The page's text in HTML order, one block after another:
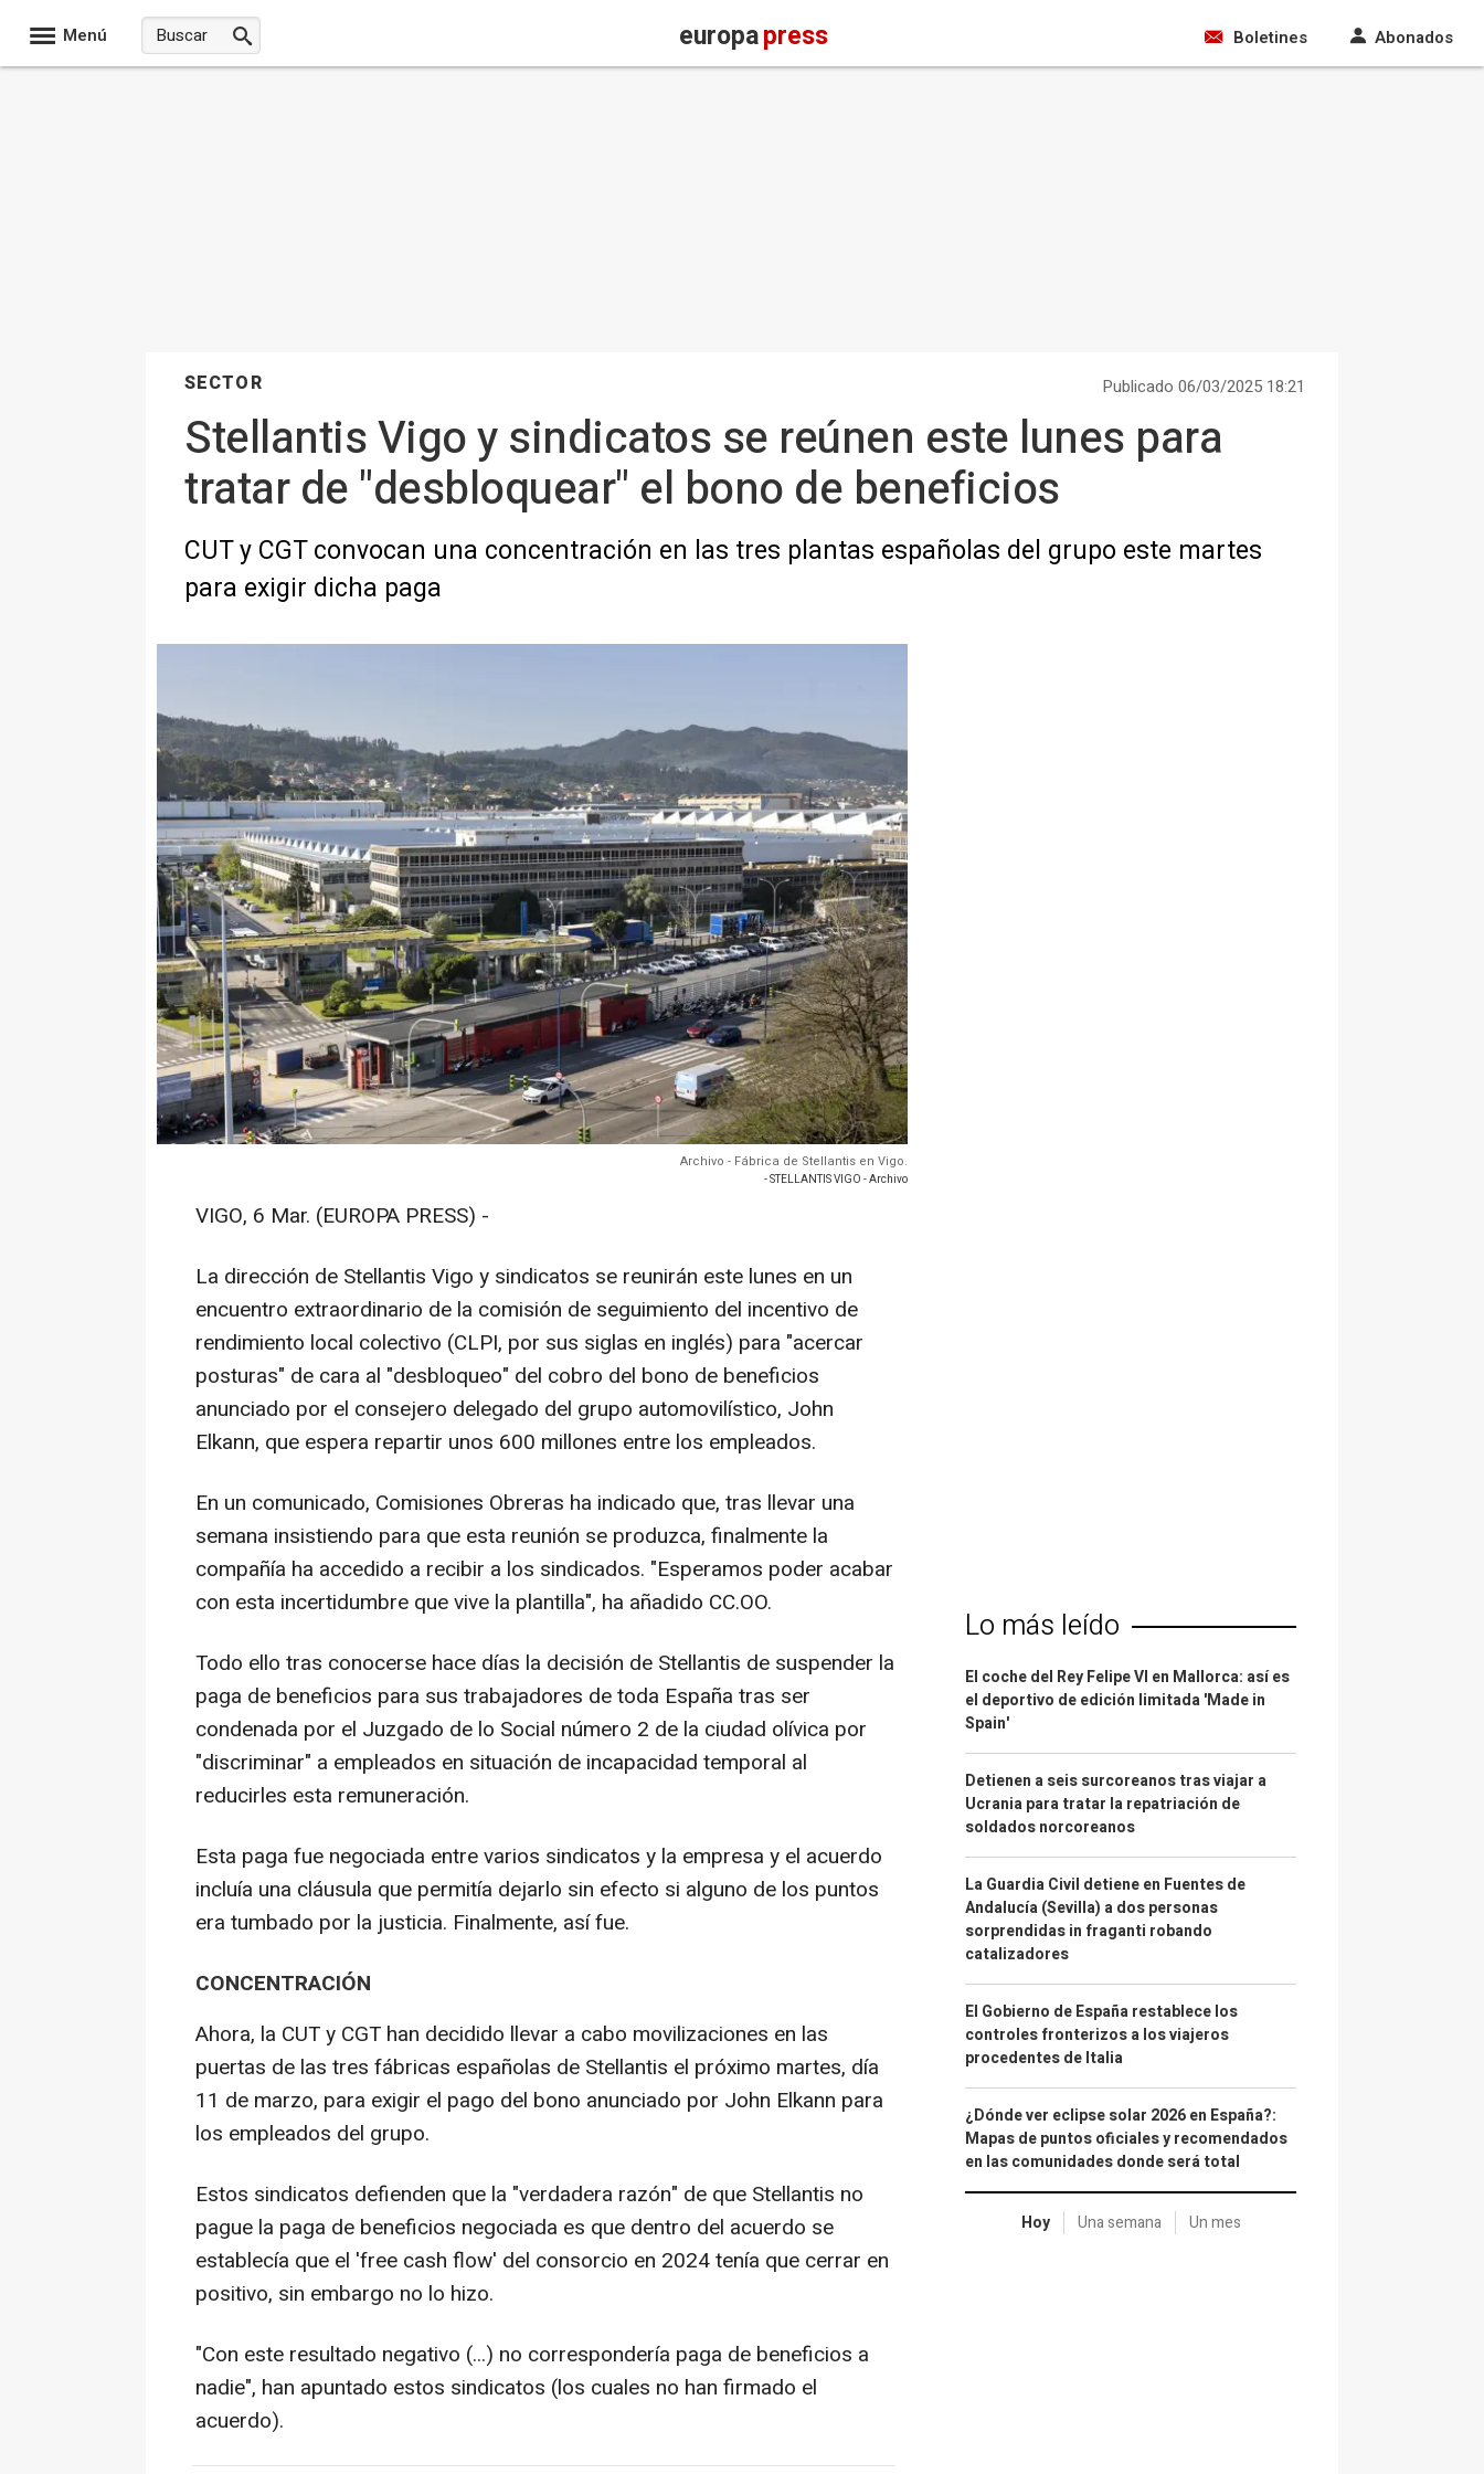
Menú europapress Boletines Abonados
SECTOR Publicado 06/03/2025 18:21
Stellantis Vigo y sindicatos se reúnen este lunes para
tratar de "desbloquear" el bono de beneficios
CUT y CGT convocan una concentración en las tres plantas españolas del grupo este martes
para exigir dicha paga
Archivo - Fábrica de Stellantis en Vigo.
- STELLANTIS VIGO - Archivo
VIGO, 6 Mar. (EUROPA PRESS) -
La dirección de Stellantis Vigo y sindicatos se reunirán este lunes en un
encuentro extraordinario de la comisión de seguimiento del incentivo de
rendimiento local colectivo (CLPI, por sus siglas en inglés) para "acercar
posturas" de cara al "desbloqueo" del cobro del bono de beneficios
anunciado por el consejero delegado del grupo automovilístico, John
Elkann, que espera repartir unos 600 millones entre los empleados.
En un comunicado, Comisiones Obreras ha indicado que, tras llevar una
semana insistiendo para que esta reunión se produzca, finalmente la
compañía ha accedido a recibir a los sindicados. "Esperamos poder acabar
con esta incertidumbre que vive la plantilla", ha añadido CC.OO.
Todo ello tras conocerse hace días la decisión de Stellantis de suspender la
paga de beneficios para sus trabajadores de toda España tras ser
condenada por el Juzgado de lo Social número 2 de la ciudad olívica por
"discriminar" a empleados en situación de incapacidad temporal al
reducirles esta remuneración.
Esta paga fue negociada entre varios sindicatos y la empresa y el acuerdo
incluía una cláusula que permitía dejarlo sin efecto si alguno de los puntos
era tumbado por la justicia. Finalmente, así fue.
CONCENTRACIÓN
Ahora, la CUT y CGT han decidido llevar a cabo movilizaciones en las
puertas de las tres fábricas españolas de Stellantis el próximo martes, día
11 de marzo, para exigir el pago del bono anunciado por John Elkann para
los empleados del grupo.
Estos sindicatos defienden que la "verdadera razón" de que Stellantis no
pague la paga de beneficios negociada es que dentro del acuerdo se
establecía que el 'free cash flow' del consorcio en 2024 tenía que cerrar en
positivo, sin embargo no lo hizo.
"Con este resultado negativo (...) no correspondería paga de beneficios a
nadie", han apuntado estos sindicatos (los cuales no han firmado el
acuerdo).
Lo más leído
El coche del Rey Felipe VI en Mallorca: así es
el deportivo de edición limitada 'Made in
Spain'
Detienen a seis surcoreanos tras viajar a
Ucrania para tratar la repatriación de
soldados norcoreanos
La Guardia Civil detiene en Fuentes de
Andalucía (Sevilla) a dos personas
sorprendidas in fraganti robando
catalizadores
El Gobierno de España restablece los
controles fronterizos a los viajeros
procedentes de Italia
¿Dónde ver eclipse solar 2026 en España?:
Mapas de puntos oficiales y recomendados
en las comunidades donde será total
Hoy Una semana Un mes